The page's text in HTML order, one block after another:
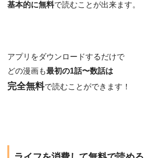
基本的に無料で読むことが出来ます。
アプリをダウンロードするだけで
どの漫画も最初の1話〜数話は
完全無料で読むことができます！